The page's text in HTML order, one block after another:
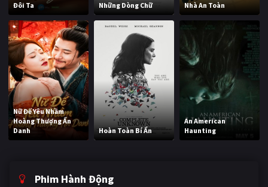
Đôi Ta
Những Dòng Chữ
Nhà An Toàn
Nữ Đế Yêu Nhầm
Hoàng Thượng Ẩn
Danh
Hoàn Toàn Bí Ẩn
An American
Haunting
Phim Hành Động